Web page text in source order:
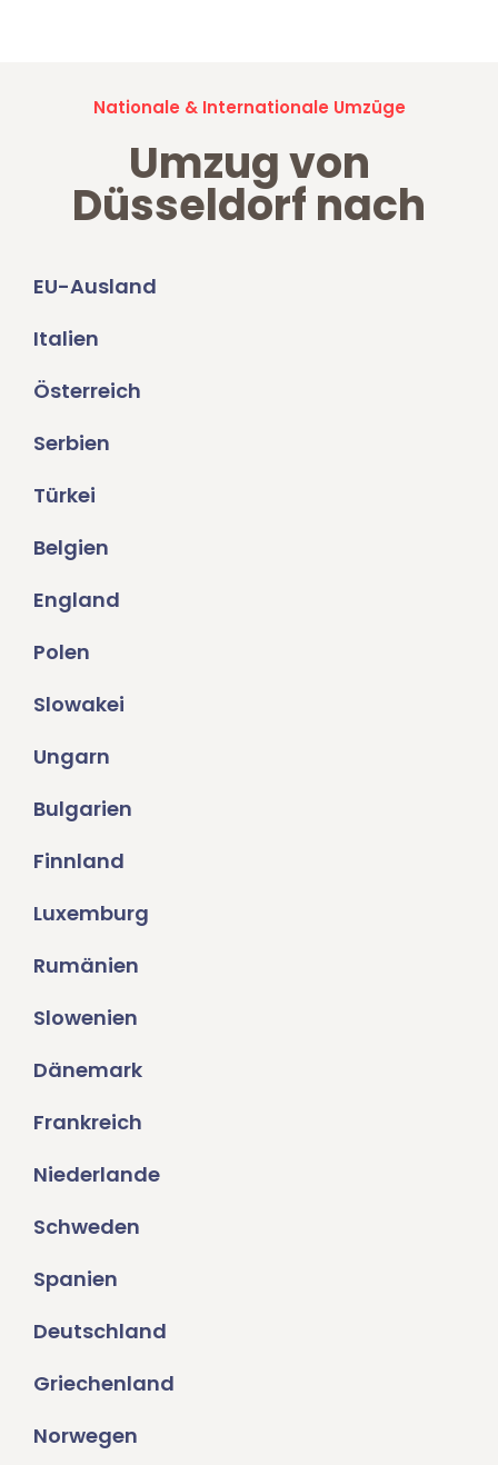
Nationale & Internationale Umzüge
Umzug von
Düsseldorf nach
EU-Ausland
Italien
Österreich
Serbien
Türkei
Belgien
England
Polen
Slowakei
Ungarn
Bulgarien
Finnland
Luxemburg
Rumänien
Slowenien
Dänemark
Frankreich
Niederlande
Schweden
Spanien
Deutschland
Griechenland
Norwegen